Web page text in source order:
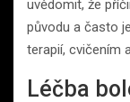
uvědomit, že
původu a často
terapií, cvičením
Léčba